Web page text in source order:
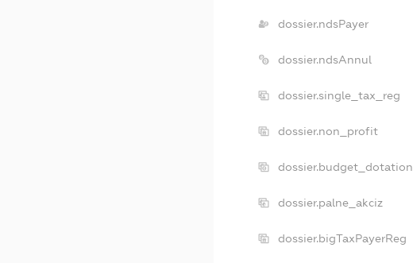
dossier.ndsPayer
dossier.ndsAnnul
dossier.single_tax_reg
dossier.non_profit
dossier.budget_dotation
dossier.palne_akciz
dossier.bigTaxPayerReg